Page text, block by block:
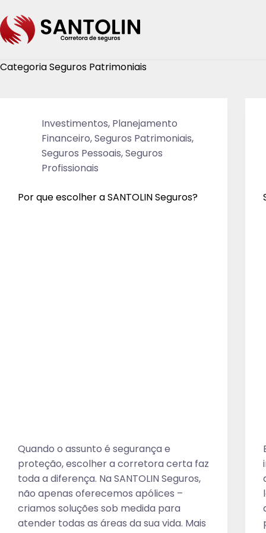
CategoriaSeguros Patrimoniais
Investimentos, Planejamento
Financeiro,Seguros Patrimoniais,
Seguros Pessoais,Seguros
Profissionais
Por que escolher a SANTOLIN Seguros?
Quando o assunto é segurança e
proteção, escolher a corretora certa faz
toda a diferença. Na SANTOLIN Seguros,
não apenas oferecemos apólices –
criamos soluções sob medida para
atender todas as áreas da sua vida. Mais